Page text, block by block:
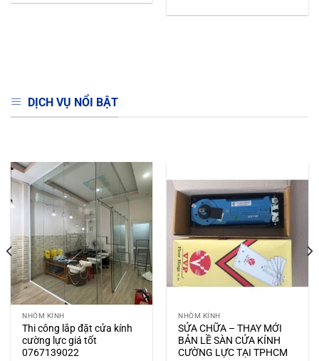
NHÔM KÍNH
Thi công lắp đặt cửa kính
cường lực giá tốt
0767139022
SỬA CHỮA – THAY MỚI
BẢN LỀ SÀN CỬA KÍNH
CƯỜNG LỰC TẠI TPHCM
0767139022
SẢN PHẨM NHÔM KÍNH CAO CẤP